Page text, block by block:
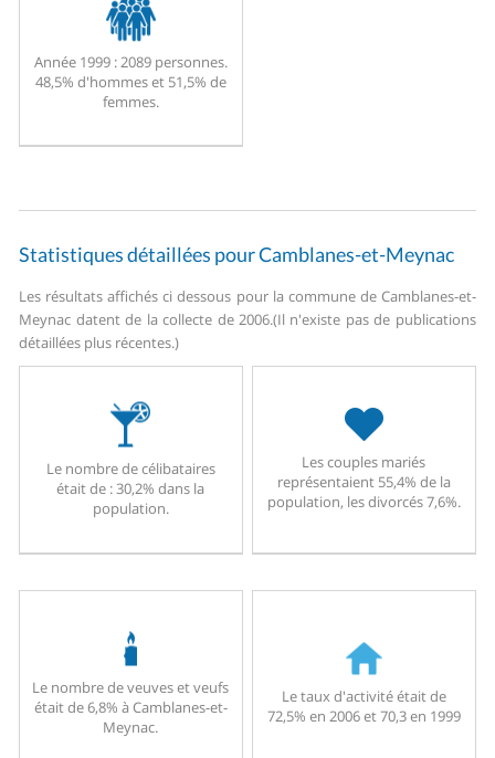
Année 1999 :2089 personnes.
48,5% d'hommes et 51,5% de
femmes.
Statistiques détaillées pour Camblanes-et-Meynac
Les résultats affichés ci dessous pour la commune de Camblanes-et-
Meynac datent de la collecte de 2006.(Il n'existe pas de publications
détaillées plus récentes.)
Le nombre de célibataires
était de : 30,2% dans la
population.
Les couples mariés
représentaient 55,4% de la
population, les divorcés 7,6%.
Le nombre de veuves et veufs
était de 6,8% à Camblanes-et-
Meynac.
Le taux d'activité était de
72,5% en 2006 et 70,3 en 1999